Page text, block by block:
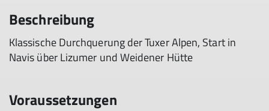
Beschreibung
Klassische Durchquerung der Tuxer Alpen, Start in
Navis über Lizumer und Weidener Hütte
Voraussetzungen